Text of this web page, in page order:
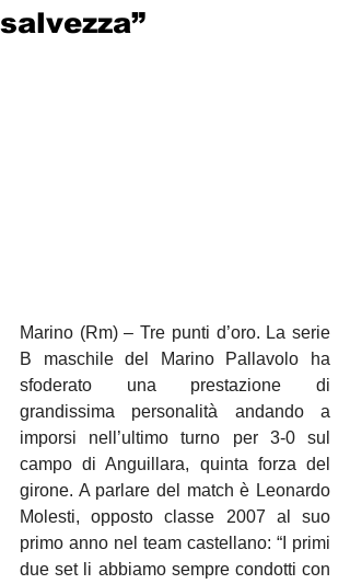
salvezza”
Marino (Rm) – Tre punti d’oro. La serie
B maschile del Marino Pallavolo ha
sfoderato una prestazione di
grandissima personalità andando a
imporsi nell’ultimo turno per 3-0 sul
campo di Anguillara, quinta forza del
girone. A parlare del match è Leonardo
Molesti, opposto classe 2007 al suo
primo anno nel team castellano: “I primi
due set li abbiamo sempre condotti con